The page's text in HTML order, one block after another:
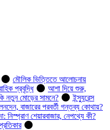
মৌলিক ভিত্তিতে আলোচনায়
প্রবৃদ্ধি
আশা দিয়ে শুরু,
নতুন মোড়ের সামনে?
ইন্স্যুরেন্স
বাজারের পরবর্তী গন্তব্য কোথায়?
নিস্প্রাণ শেয়ারবাজার, নেপথ্যে কী?